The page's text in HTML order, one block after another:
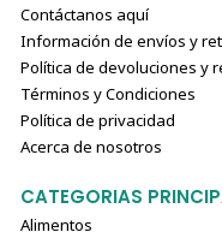
Contáctanos aquí
Información de envíos y
Política de devoluciones y
Términos y Condiciones
Política de privacidad
Acerca de nosotros
CATEGORIAS
Alimentos